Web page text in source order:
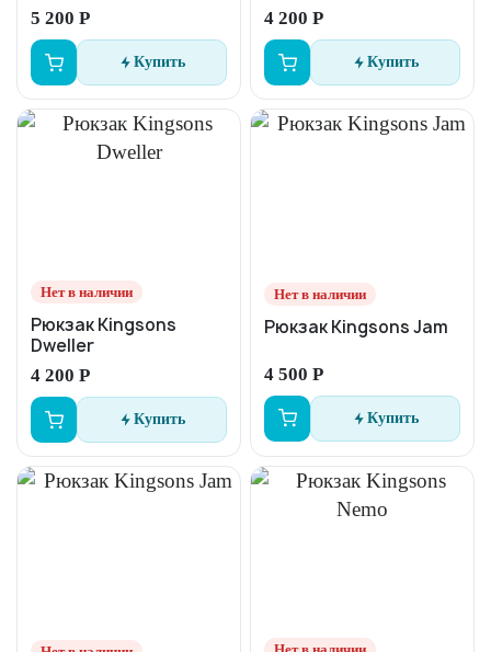
5 200 Р
Купить
4 200 Р
Купить
Нет в наличии
Рюкзак Kingsons
Dweller
4 200 Р
Купить
Нет в наличии
Рюкзак Kingsons Jam
4 500 Р
Купить